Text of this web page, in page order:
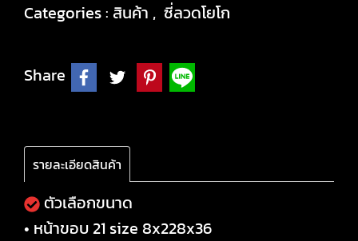
Categories : สินค้า , ซี่ลวดโยโก
Share
รายละเอียดสินค้า
ตัวเลือกขนาด
• หน้าขอบ 21 size 8x228x36